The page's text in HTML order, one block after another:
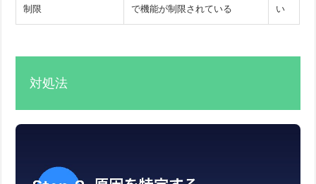
制限
で機能が制限されている
い
対処法